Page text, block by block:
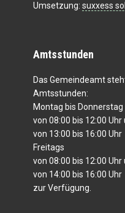
Umsetzung: suxxess
Amtsstunden
Das Gemeindeamt
Amtsstunden:
Montag bis Donnerstag
von 08:00 bis 12:00 Uhr
von 13:00 bis 16:00 Uhr
Freitags
von 08:00 bis 12:00 Uhr
von 14:00 bis 16:00 Uhr
zur Verfügung.